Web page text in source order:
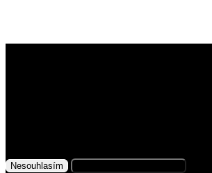
účelu využíváme soubory cookies,
Nesouhlasím